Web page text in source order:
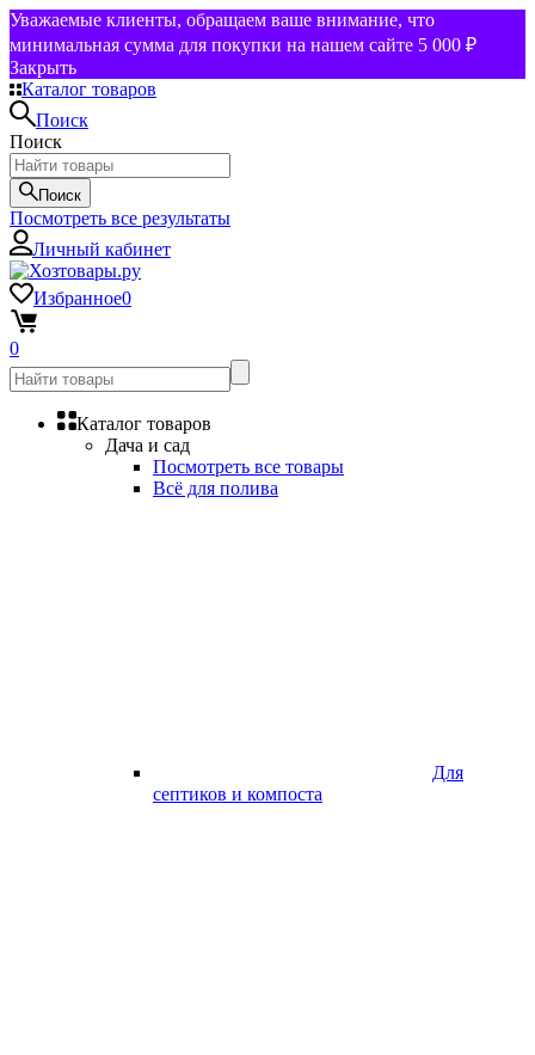
Уважаемые клиенты, обращаем ваше внимание, что
минимальная сумма для покупки на нашем сайте 5 000 ₽
Закрыть
Каталог товаров
Поиск
Поиск
Поиск
Посмотреть все результаты
Личный кабинет
Избранное0
0
Каталог товаров
Дача и сад
Посмотреть все товары
Всё для полива
Для
септиков и компоста